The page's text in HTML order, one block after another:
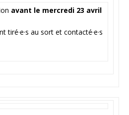
avant le mercredi 23 avril
tiré·e·s au sort et contacté·e·s